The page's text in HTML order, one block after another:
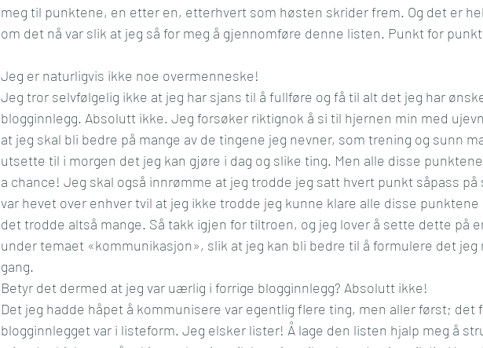
meg til punktene, en etter en, etterhvert som høsten skrider frem. Og det er
om det nå var slik at jeg så for meg å gjennomføre denne listen. Punkt for
Jeg er naturligvis ikke noe overmenneske!
Jeg tror selvfølgelig ikke at jeg har sjans til å fullføre og få til alt det jeg har
blogginnlegg. Absolutt ikke. Jeg forsøker riktignok å si til hjernen min med
at jeg skal bli bedre på mange av de tingene jeg nevner, som trening og sunn
utsette til i morgen det jeg kan gjøre i dag og slike ting. Men alle disse
a chance! Jeg skal også innrømme at jeg trodde jeg satt hvert punkt såpass
var hevet over enhver tvil at jeg ikke trodde jeg kunne klare alle disse punktene
det trodde altså mange. Så takk igjen for tiltroen, og jeg lover å sette dette på
under temaet «kommunikasjon», slik at jeg kan bli bedre til å formulere det
gang.
Betyr det dermed at jeg var uærlig i forrige blogginnlegg? Absolutt ikke!
Det jeg hadde håpet å kommunisere var egentlig flere ting, men aller først; det
blogginnlegget var i listeform. Jeg elsker lister! Å lage den listen hjalp meg å